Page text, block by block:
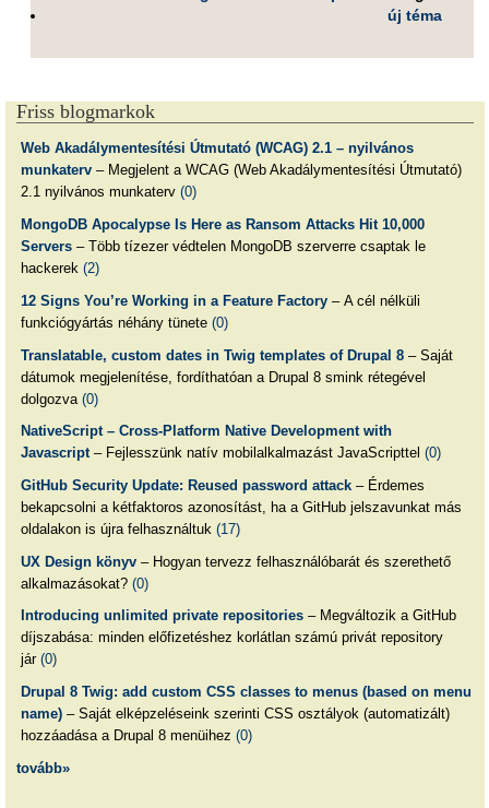
új téma
Friss blogmarkok
Web Akadálymentesítési Útmutató (WCAG) 2.1 – nyilvános
munkaterv– Megjelent a WCAG (Web Akadálymentesítési Útmutató)
2.1 nyilvános munkaterv (0)
MongoDB Apocalypse Is Here as Ransom Attacks Hit 10,000
Servers– Több tízezer védtelen MongoDB szerverre csaptak le
hackerek (2)
12 Signs You’re Working in a Feature Factory– A cél nélküli
funkciógyártás néhány tünete (0)
Translatable, custom dates in Twig templates of Drupal 8– Saját
dátumok megjelenítése, fordíthatóan a Drupal 8 smink rétegével
dolgozva (0)
NativeScript – Cross-Platform Native Development with
Javascript– Fejlesszünk natív mobilalkalmazást JavaScripttel (0)
GitHub Security Update: Reused password attack– Érdemes
bekapcsolni a kétfaktoros azonosítást, ha a GitHub jelszavunkat más
oldalakon is újra felhasználtuk (17)
UX Design könyv– Hogyan tervezz felhasználóbarát és szerethető
alkalmazásokat? (0)
Introducing unlimited private repositories– Megváltozik a GitHub
díjszabása: minden előfizetéshez korlátlan számú privát repository
jár (0)
Drupal 8 Twig: add custom CSS classes to menus (based on menu
name)– Saját elképzeléseink szerinti CSS osztályok (automatizált)
hozzáadása a Drupal 8 menüihez (0)
tovább»